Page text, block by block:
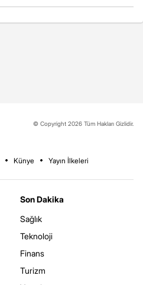
© Copyright 2026 Tüm Hakları Gizlidir.
Künye Yayın İlkeleri
Son Dakika
Sağlık
Teknoloji
Finans
Turizm